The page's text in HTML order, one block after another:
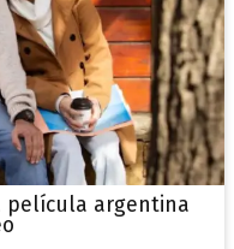
película argentina